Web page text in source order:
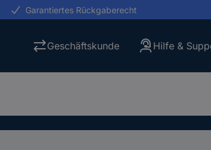
Garantiertes Rückgaberecht
Geschäftskunde Hilfe &